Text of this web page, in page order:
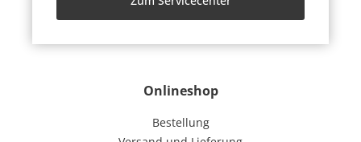
Onlineshop
Bestellung